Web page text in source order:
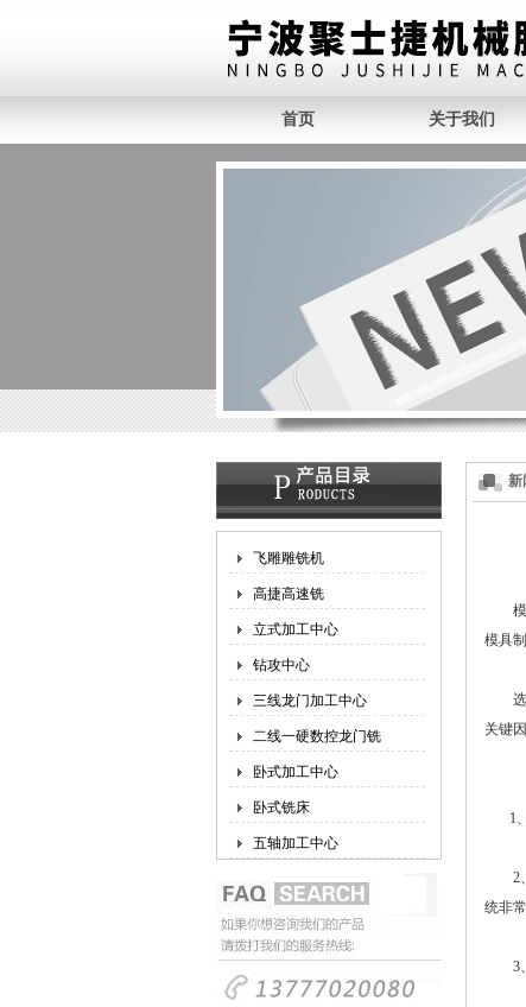
首页 关于我们
飞雕雕铣机
高捷高速铣
立式加工中心
钻攻中心
三线龙门加工中心
二线一硬数控龙门铣
卧式加工中心
卧式铣床
五轴加工中心
新
模具
模具
选购
关键
1、
2、
统非
3、